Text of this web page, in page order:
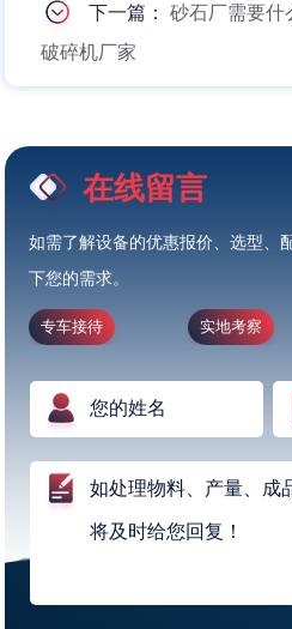
下一篇：砂石厂需要什
破碎机厂家
在线留言
如需了解设备的优惠报价、选型、
下您的需求。
专车接待 实地考察